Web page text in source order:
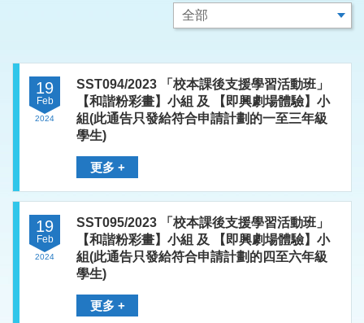
19
Feb
2024
SST094/2023 「校本課後支援學習活動班」
【和諧粉彩畫】小組 及 【即興劇場體驗】小
組(此通告只發給符合申請計劃的一至三年級
學生)
更多 +
19
Feb
2024
SST095/2023 「校本課後支援學習活動班」
【和諧粉彩畫】小組 及 【即興劇場體驗】小
組(此通告只發給符合申請計劃的四至六年級
學生)
更多 +